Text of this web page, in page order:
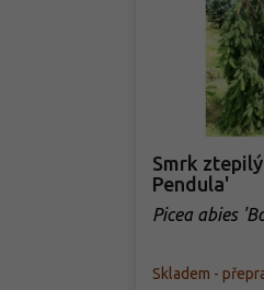
Smrk
Pendula'
Picea abies
Skladem -